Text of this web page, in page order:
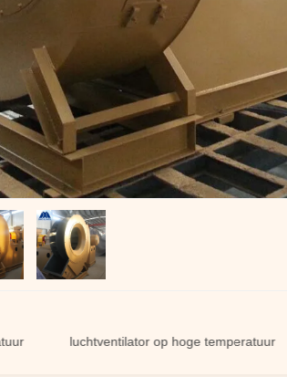
luchtventilator op hoge temperatuur